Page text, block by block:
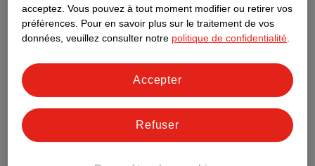
409
acceptez. Vous pouvez à tout moment modifier ou retirer vos
préférences. Pour en savoir plus sur le traitement de vos
données, veuillez consulter notre politique de confidentialité
Refuser
Accepter